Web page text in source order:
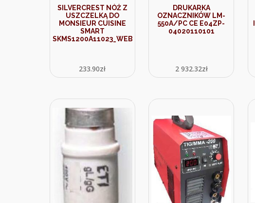
SILVERCREST NÓŻ Z
USZCZELKĄ DO
MONSIEUR CUISINE
SMART
SKMS1200A11023_WEB
233.90zł
DRUKARKA
OZNACZNIKÓW LM-
550A/PC CE E04ZP-
04020110101
2 932.32zł